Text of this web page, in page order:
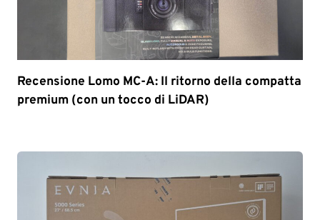
Recensione Lomo MC-A: Il ritorno della compatta
premium (con un tocco di LiDAR)